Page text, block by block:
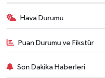
Hava Durumu
Puan Durumu ve Fikstür
Son Dakika Haberleri